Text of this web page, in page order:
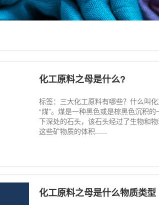
化工原料之母是什么?
标签：三大化工原料有哪些？什么叫
“煤”。煤是一种黑色或是棕黑色沉积
下深处的石头，该石头经过了生物和
这些矿物质的体积......
化工原料之母是什么物质类型